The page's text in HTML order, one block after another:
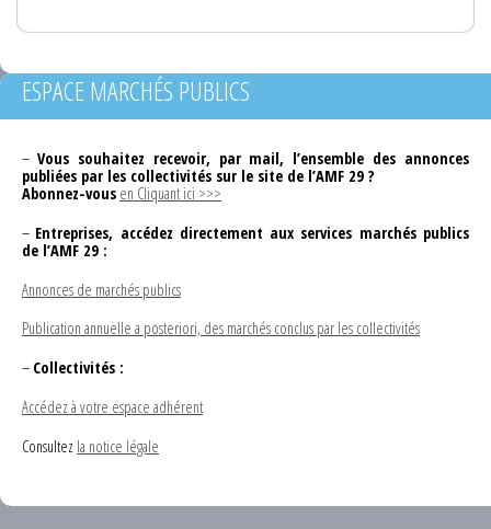
ESPACE MARCHÉS PUBLICS
– Vous souhaitez recevoir, par mail, l’ensemble des annonces
publiées par les collectivités sur le site de l’AMF 29 ?
Abonnez-vous en Cliquant ici >>>
– Entreprises, accédez directement aux services marchés publics
de l’AMF 29 :
Annonces de marchés publics
Publication annuelle a posteriori, des marchés conclus par les collectivités
– Collectivités :
Accédez à votre espace adhérent
Consultez la notice légale